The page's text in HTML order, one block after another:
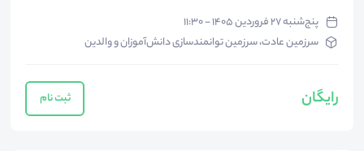
پنج‌شنبه ۲۷ فروردین ۱۴۰۵ - ۱۱:۳۰
سرزمین عادت، سرزمین توانمندسازی دانش‌آموزان و والدین
رایگان ثبت نام